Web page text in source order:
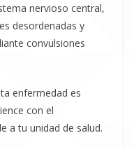
nervioso central,
desordenadas y
convulsiones
enfermedad es
con el
a tu unidad de salud.